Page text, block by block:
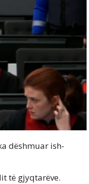
dëshmuar ish-
të gjyqtarëve.